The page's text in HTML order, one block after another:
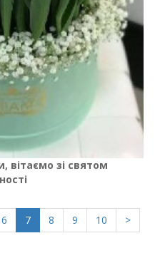
вітаємо зі святом
6 7 8 9 10
>